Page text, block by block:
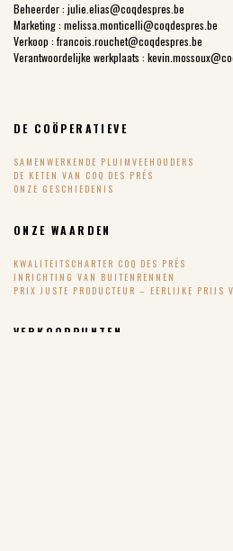
Beheerder : julie.elias@coqdespres.be
Marketing : melissa.monticelli@coqdespres.be
Verkoop : francois.rouchet@coqdespres.be
Verantwoordelijke werkplaats :
DE COÖPERATIEVE
SAMENWERKENDE PLUIMVEEHOUDERS
DE KETEN VAN COQ DES PRÉS
ONZE GESCHIEDENIS
ONZE WAARDEN
KWALITEITSCHARTER COQ DES PRÉS
INRICHTING VAN BUITENRENNEN
PRIX JUSTE PRODUCTEUR – EERLIJKE PRIJS
VERKOOPPUNTEN